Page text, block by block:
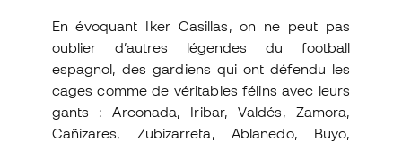
En évoquant Iker Casillas, on ne peut pas
oublier d’autres légendes du football
espagnol, des gardiens qui ont défendu les
cages comme de véritables félins avec leurs
gants : Arconada, Iribar, Valdés, Zamora,
Cañizares, Zubizarreta, Ablanedo, Buyo,